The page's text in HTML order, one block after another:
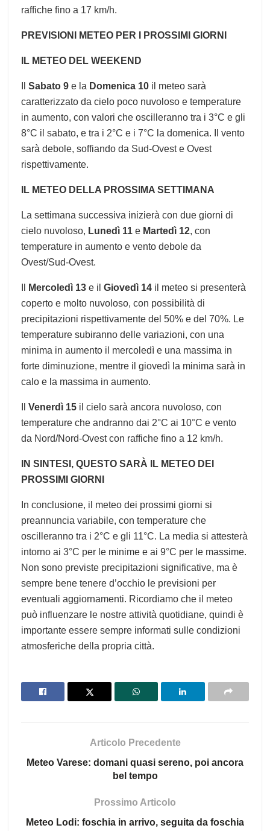
raffiche fino a 17 km/h.
PREVISIONI METEO PER I PROSSIMI GIORNI
IL METEO DEL WEEKEND
Sabato 9 e la Domenica 10 il meteo sarà
caratterizzato da cielo poco nuvoloso e temperature
in aumento, con valori che oscilleranno tra i 3°C e gli
8°C il sabato, e tra i 2°C e i 7°C la domenica. Il vento
sarà debole, soffiando da Sud-Ovest e Ovest
rispettivamente.
IL METEO DELLA PROSSIMA SETTIMANA
La settimana successiva inizierà con due giorni di
cielo nuvoloso, Lunedì 11 e Martedì 12, con
temperature in aumento e vento debole da
Ovest/Sud-Ovest.
Mercoledì 13 e il Giovedì 14 il meteo si presenterà
coperto e molto nuvoloso, con possibilità di
precipitazioni rispettivamente del 50% e del 70%. Le
temperature subiranno delle variazioni, con una
minima in aumento il mercoledì e una massima in
forte diminuzione, mentre il giovedì la minima sarà in
calo e la massima in aumento.
Venerdì 15 il cielo sarà ancora nuvoloso, con
temperature che andranno dai 2°C ai 10°C e vento
da Nord/Nord-Ovest con raffiche fino a 12 km/h.
IN SINTESI, QUESTO SARÀ IL METEO DEI
PROSSIMI GIORNI
In conclusione, il meteo dei prossimi giorni si
preannuncia variabile, con temperature che
oscilleranno tra i 2°C e gli 11°C. La media si attesterà
intorno ai 3°C per le minime e ai 9°C per le massime.
Non sono previste precipitazioni significative, ma è
sempre bene tenere d’occhio le previsioni per
eventuali aggiornamenti. Ricordiamo che il meteo
può influenzare le nostre attività quotidiane, quindi è
importante essere sempre informati sulle condizioni
atmosferiche della propria città.
Articolo Precedente
Meteo Varese: domani quasi sereno, poi ancora
bel tempo
Prossimo Articolo
Meteo Lodi: foschia in arrivo, seguita da foschia